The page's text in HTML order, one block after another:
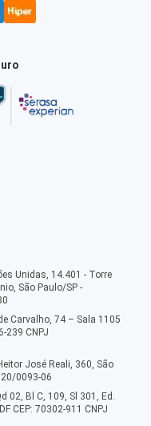
Unidas, 14.401 - Torre
São Paulo/SP -
Carvalho, 74 – Sala 1105
239 CNPJ
José Reali, 360, São
0093-06
02, Bl C, 109, Sl 301, Ed.
CEP: 70302-911 CNPJ